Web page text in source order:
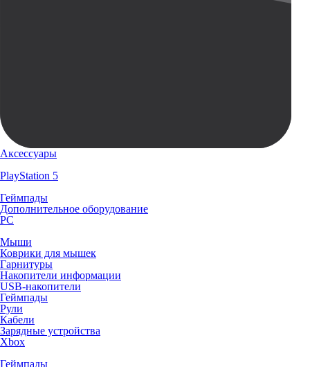
Аксессуары
PlayStation 5
Геймпады
Дополнительное оборудование
PC
Мыши
Коврики для мышек
Гарнитуры
Накопители информации
USB-накопители
Геймпады
Рули
Кабели
Зарядные устройства
Xbox
Геймпады